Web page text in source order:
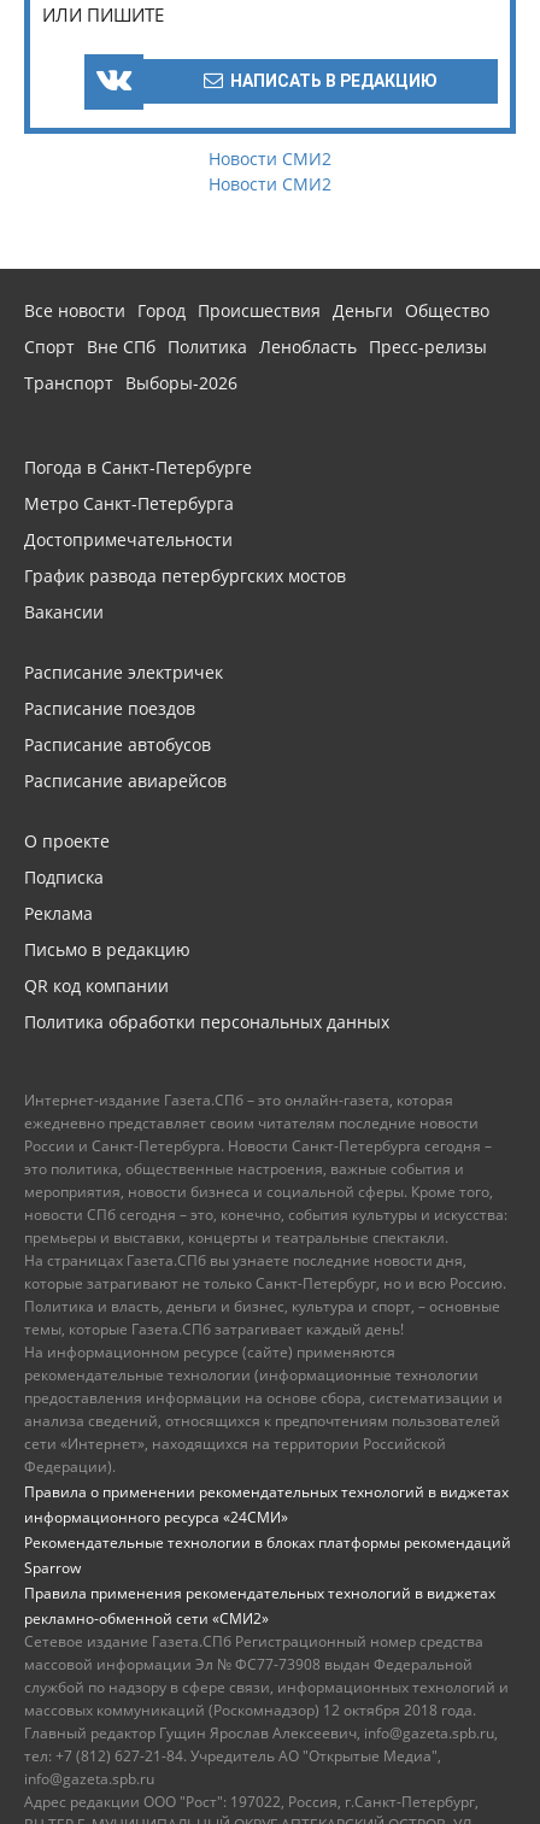
ИЛИ ПИШИТЕ
НАПИСАТЬ В РЕДАКЦИЮ
Новости СМИ2
Новости СМИ2
Все новости Город Происшествия Деньги
Общество
Спорт Вне СПб Политика Ленобласть Пресс-релизы
Транспорт Выборы-2026
Погода в Санкт-Петербурге
Метро Санкт-Петербурга
Достопримечательности
График развода петербургских мостов
Вакансии
Расписание электричек
Расписание поездов
Расписание автобусов
Расписание авиарейсов
О проекте
Подписка
Реклама
Письмо в редакцию
QR код компании
Политика обработки персональных данных
Интернет-издание Газета.СПб – это онлайн-газета, которая
ежедневно представляет своим читателям последние новости
России и Санкт-Петербурга. Новости Санкт-Петербурга сегодня –
это политика, общественные настроения, важные события и
мероприятия, новости бизнеса и социальной сферы. Кроме того,
новости СПб сегодня – это, конечно, события культуры и искусства:
премьеры и выставки, концерты и театральные спектакли.
На страницах Газета.СПб вы узнаете последние новости дня,
которые затрагивают не только Санкт-Петербург, но и всю Россию.
Политика и власть, деньги и бизнес, культура и спорт, – основные
темы, которые Газета.СПб затрагивает каждый день!
На информационном ресурсе (сайте) применяются
рекомендательные технологии (информационные технологии
предоставления информации на основе сбора, систематизации и
анализа сведений, относящихся к предпочтениям пользователей
сети «Интернет», находящихся на территории Российской
Федерации).
Правила о применении рекомендательных технологий в виджетах
информационного ресурса «24СМИ»
Рекомендательные технологии в блоках платформы рекомендаций
Sparrow
Правила применения рекомендательных технологий в виджетах
рекламно-обменной сети «СМИ2»
Сетевое издание Газета.СПб Регистрационный номер средства
массовой информации Эл № ФС77-73908 выдан Федеральной
службой по надзору в сфере связи, информационных технологий и
массовых коммуникаций (Роскомнадзор) 12 октября 2018 года.
Главный редактор Гущин Ярослав Алексеевич, info@gazeta.spb.ru,
тел: +7 (812) 627-21-84. Учредитель АО "Открытые Медиа",
info@gazeta.spb.ru
Адрес редакции ООО "Рост": 197022, Россия, г.Санкт-Петербург,